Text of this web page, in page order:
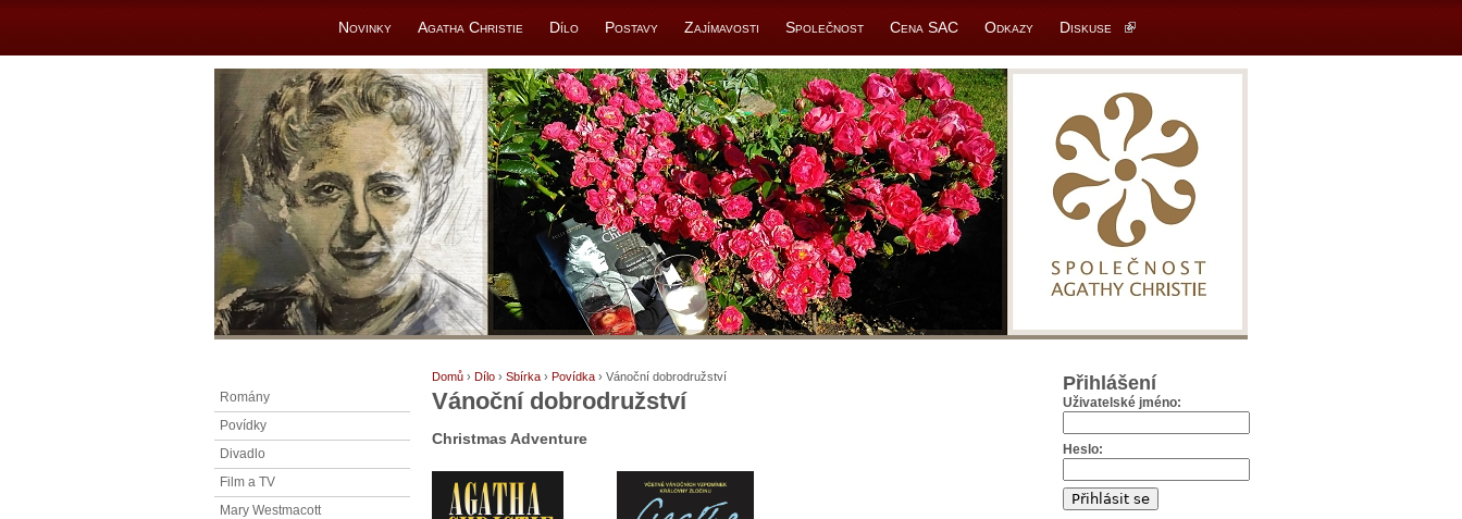
Novinky Agatha Christie Dílo Postavy Zajímavosti Společnost Cena SAC Odkazy Diskuse
Domů › Dílo › Sbírka › Povídka › Vánoční dobrodružství
Vánoční dobrodružství
Christmas Adventure
Romány
Povídky
Divadlo
Film a TV
Mary Westmacott
Přihlášení
Uživatelské jméno:
Heslo: